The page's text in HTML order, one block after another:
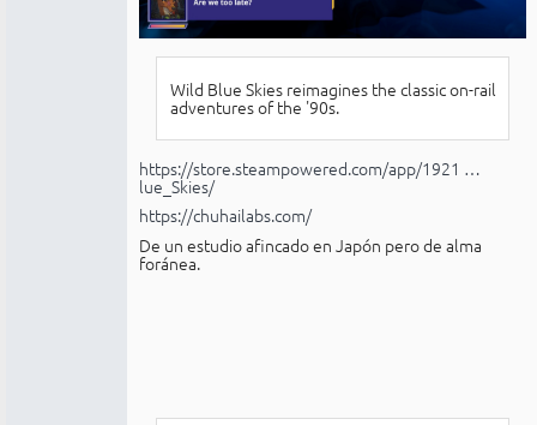
Wild Blue Skies reimagines the classic on-rail
adventures of the '90s.
https://store.steampowered.com/app/1921 …
lue_Skies/
https://chuhailabs.com/
De un estudio afincado en Japón pero de alma
foránea.